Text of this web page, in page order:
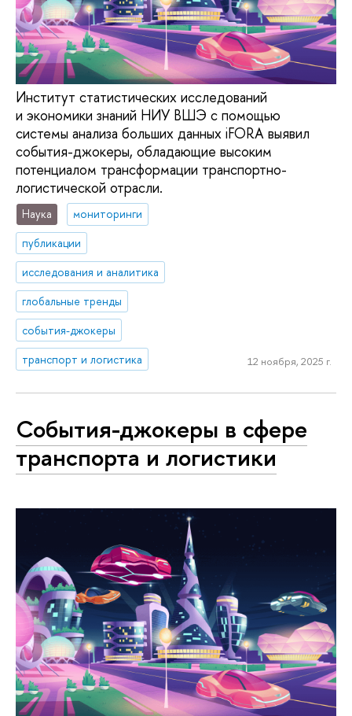
Институт статистических исследований
и экономики знаний НИУ ВШЭ с помощью
системы анализа больших данных iFORA выявил
события-джокеры, обладающие высоким
потенциалом трансформации транспортно-
логистической отрасли.
Наука
мониторинги
публикации
исследования и аналитика
глобальные тренды
события-джокеры
транспорт и логистика
12 ноября, 2025 г.
События-джокеры в сфере
транспорта и логистики